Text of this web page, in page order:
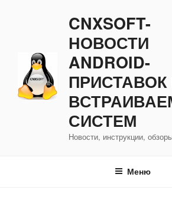
CNXSOFT-
НОВОСТИ
ANDROID-
ПРИСТАВОК
СИСТЕМ
Новости, инструкции,
Меню